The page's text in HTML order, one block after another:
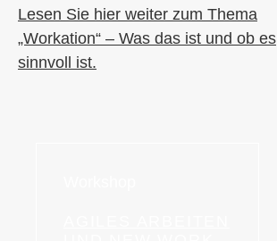
Lesen Sie hier weiter zum Thema
„Workation“ – Was das ist und ob es
sinnvoll ist.